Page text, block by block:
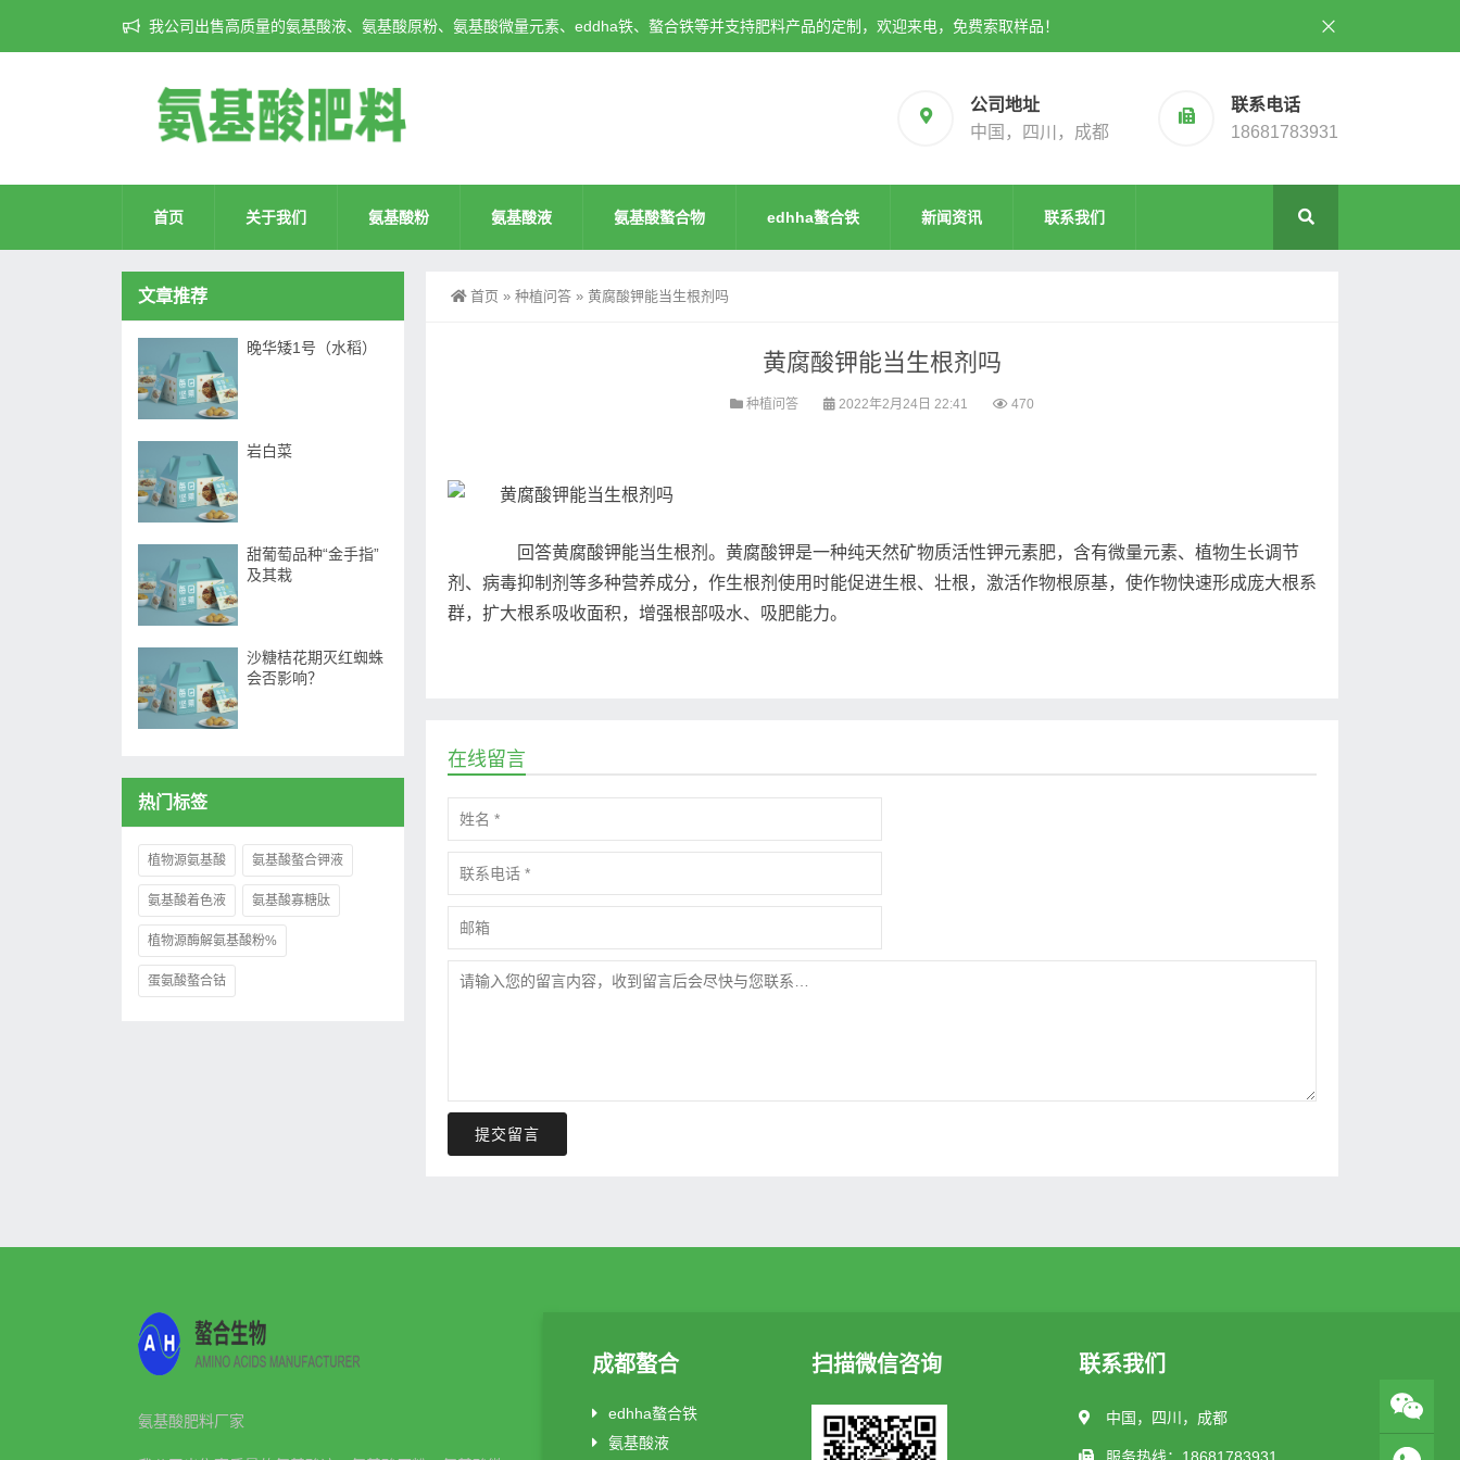
我公司出售高质量的氨基酸液、氨基酸原粉、氨基酸微量元素、eddha铁、螯合铁等并支持肥料产品的定制，欢迎来电，免费索取样品！
公司地址
中国，四川，成都
联系电话
18681783931
首页 关于我们 氨基酸粉 氨基酸液 氨基酸螯合物 edhha螯合铁 新闻资讯 联系我们
首页 » 种植问答 » 黄腐酸钾能当生根剂吗
黄腐酸钾能当生根剂吗
种植问答 2022年2月24日 22:41 470
回答黄腐酸钾能当生根剂。黄腐酸钾是一种纯天然矿物质活性钾元素肥，含有微量元素、植物生长调节
剂、病毒抑制剂等多种营养成分，作生根剂使用时能促进生根、壮根，激活作物根原基，使作物快速形成庞大根系
群，扩大根系吸收面积，增强根部吸水、吸肥能力。
在线留言
提交留言
文章推荐
晚华矮1号（水稻）
岩白菜
甜葡萄品种“金手指”
及其栽
沙糖桔花期灭红蜘蛛
会否影响？
热门标签
植物源氨基酸 氨基酸螯合钾液
氨基酸着色液 氨基酸寡糖肽
植物源酶解氨基酸粉%
蛋氨酸螯合钴
氨基酸肥料厂家
成都螯合
edhha螯合铁
氨基酸液
扫描微信咨询 联系我们
中国，四川，成都